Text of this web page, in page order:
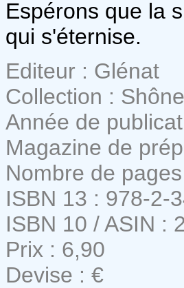
Espérons que la
qui s'éternise.
Editeur : Glénat
Collection :
Année de
Magazine de
Nombre de
ISBN 13 : 978-2-
ISBN 10 / ASIN :
Prix : 6,90
Devise : €